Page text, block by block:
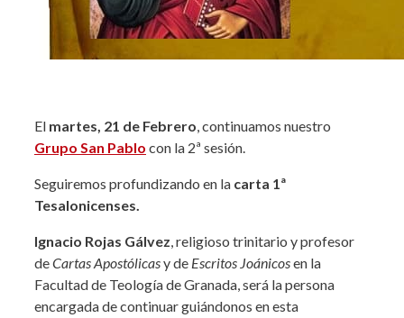
El martes, 21 de Febrero, continuamos nuestro
Grupo San Pablo con la 2ª sesión.
Seguiremos profundizando en la carta 1ª
Tesalonicenses.
Ignacio Rojas Gálvez, religioso trinitario y profesor
deCartas Apostólicasy de Escritos Joánicosen la
Facultad de Teología de Granada, será la persona
encargada de continuar guiándonos en esta